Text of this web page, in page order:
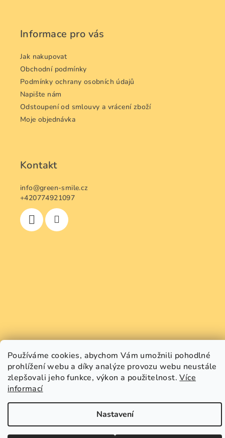
Používáme cookies, abychom Vám umožnili pohodlné
prohlížení webu a díky analýze provozu webu neustále
zlepšovali jeho funkce, výkon a použitelnost.Více
informací
Nastavení
Informace pro vás
Jak nakupovat
Obchodní podmínky
Podmínky ochrany osobních údajů
Napište nám
Odstoupení od smlouvy a vrácení zboží
Moje objednávka
Kontakt
info@green-smile.cz
+420774921097
Copyright 2026GREEN SMILE. Všechna práva vyhrazena.
Vytvořil Shoptet